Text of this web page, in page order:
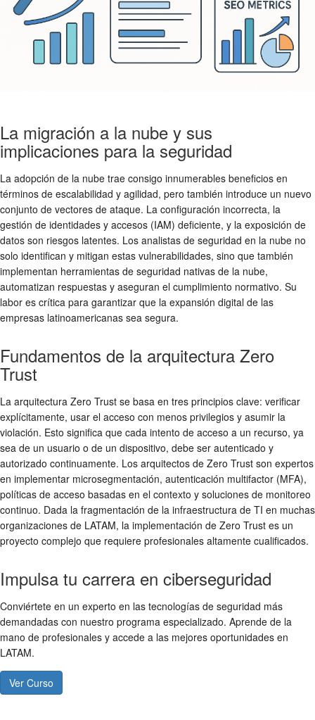
La migración a la nube y sus
implicaciones para la seguridad
La adopción de la nube trae consigo innumerables beneficios en
términos de escalabilidad y agilidad, pero también introduce un nuevo
conjunto de vectores de ataque. La configuración incorrecta, la
gestión de identidades y accesos (IAM) deficiente, y la exposición de
datos son riesgos latentes. Los analistas de seguridad en la nube no
solo identifican y mitigan estas vulnerabilidades, sino que también
implementan herramientas de seguridad nativas de la nube,
automatizan respuestas y aseguran el cumplimiento normativo. Su
labor es crítica para garantizar que la expansión digital de las
empresas latinoamericanas sea segura.
Fundamentos de la arquitectura Zero
Trust
La arquitectura Zero Trust se basa en tres principios clave: verificar
explícitamente, usar el acceso con menos privilegios y asumir la
violación. Esto significa que cada intento de acceso a un recurso, ya
sea de un usuario o de un dispositivo, debe ser autenticado y
autorizado continuamente. Los arquitectos de Zero Trust son expertos
en implementar microsegmentación, autenticación multifactor (MFA),
políticas de acceso basadas en el contexto y soluciones de monitoreo
continuo. Dada la fragmentación de la infraestructura de TI en muchas
organizaciones de LATAM, la implementación de Zero Trust es un
proyecto complejo que requiere profesionales altamente cualificados.
Impulsa tu carrera en ciberseguridad
Conviértete en un experto en las tecnologías de seguridad más
demandadas con nuestro programa especializado. Aprende de la
mano de profesionales y accede a las mejores oportunidades en
LATAM.
Ver Curso